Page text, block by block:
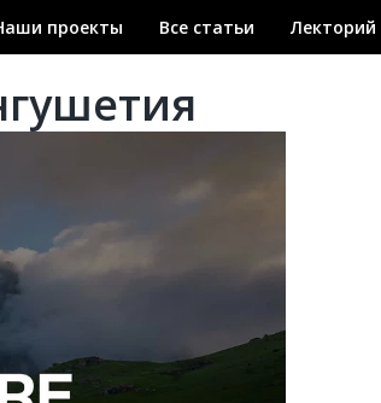
проекты Все статьи Лекторий